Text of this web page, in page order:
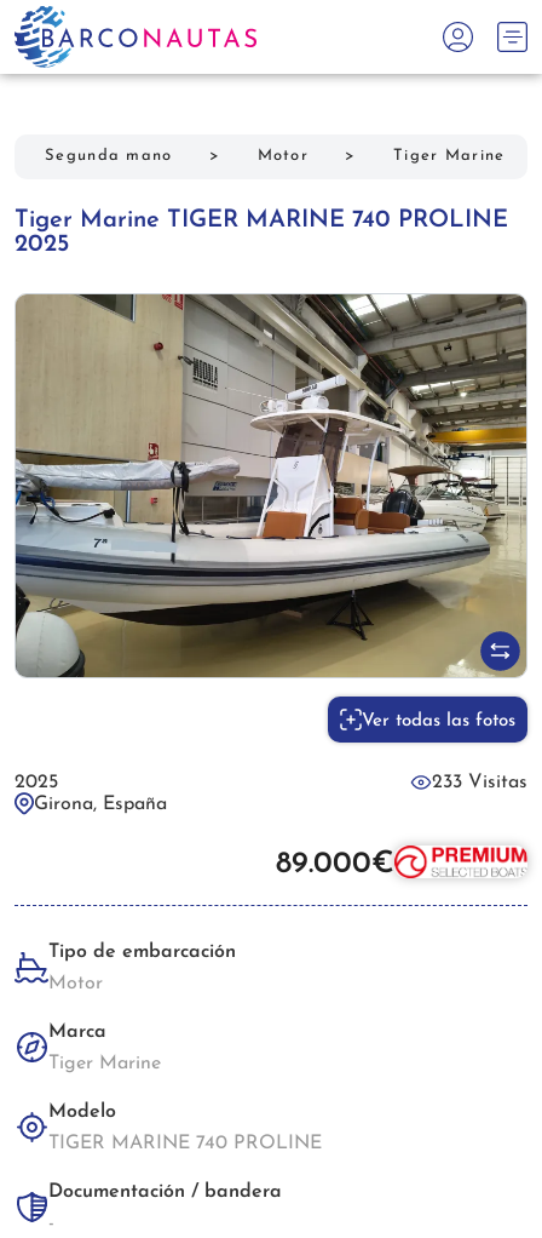
Segunda mano > Motor > Tiger Marine
Tiger Marine TIGER MARINE 740 PROLINE
2025
Ver todas las fotos
2025
233 Visitas
Girona, España
89.000€
Tipo de embarcación
Motor
Marca
Tiger Marine
Modelo
TIGER MARINE 740 PROLINE
Documentación / bandera
-